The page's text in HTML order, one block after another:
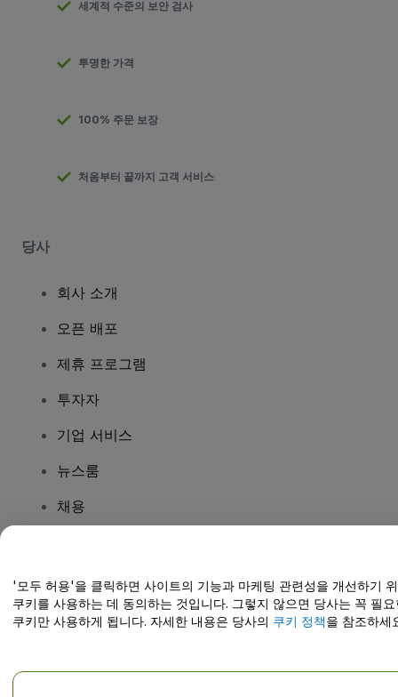
세계적 수준의 보안 검사
투명한 가격
100% 주문 보장
처음부터 끝까지 고객 서비스
당사
회사 소개
오픈 배포
제휴 프로그램
투자자
기업 서비스
뉴스룸
채용
도움말 센터 / 문의하기
'모두 허용'을 클릭하면 사이트의 기능과 마케팅 관련성을 개선하기
쿠키를 사용하는 데 동의하는 것입니다. 그렇지 않으면 당사는 꼭 필요
쿠키만 사용하게 됩니다. 자세한 내용은 당사의 쿠키 정책을 참조하세